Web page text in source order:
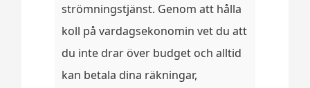
strömningstjänst. Genom att hålla
koll på vardagsekonomin vet du att
du inte drar över budget och alltid
kan betala dina räkningar,